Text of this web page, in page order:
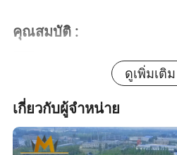
ข้อมูลจำเพาะ
ส่วนที่ 1
ระบบหลังคา
คุณสมบัติ :
ข้อมูล
จำเพาะ
ตามความต้องการของลูกค้า
ตามความต้องการของลูกค้า
3
ความสูงของ
สัน
ตามความต้องการของลูกค้า
4
ความสูง
ภายใน
ตามความต้องการของลูกค้า
ดูเพิ่มเติม
เกี่ยวกับผู้จำหน่าย